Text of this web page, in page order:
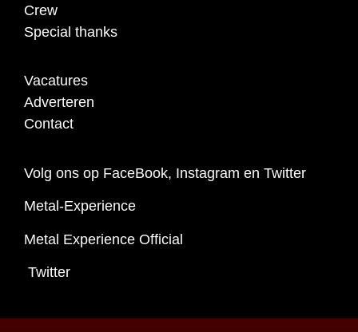
Crew
Special thanks
Vacatures
Adverteren
Contact
Volg ons op FaceBook, Instagram en Twitter
Metal-Experience
Metal Experience Official
Twitter